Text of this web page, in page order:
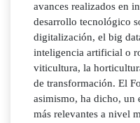
avances realizados en
desarrollo tecnológico
digitalización, el big
inteligencia artificial o
viticultura, la
de transformación. El
asimismo, ha dicho, un
más relevantes a nivel